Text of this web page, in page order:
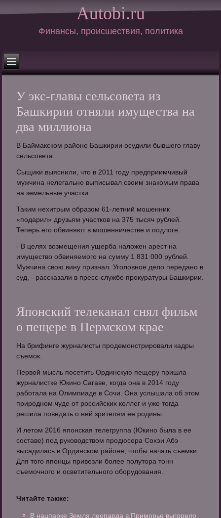
Autobi.ru
Финансы, происшествия, политика
У экс-главы сельсовета из
Башкирии отняли имущества на
два миллиона
В Баймакском районе Башкирии осудили бывшего главу
сельсовета.
Сыщики выяснили, что в 2011 году предприимчивый
мужчина нелегально выписывал своим знакомым права
на земельные участки.
Таким нехитрым образом 61-летний мошенник
«подарил» друзьям участков на 375 тысяч рублей.
Теперь его обвиняют в мошенничестве и подлоге.
- В целях возмещения ущерба наложен арест на
имущество обвиняемого на сумму 1 831 000 рублей.
Мужчина свою вину признал. Уголовное дело передано в
суд, - рассказали в пресс-службе прокуратуры Башкирии.
Японский телеканал снял фильм
о пещере в Пермском крае
На брифинге журналисты продемонстрировали кадры
съемок.
Первой мысль посетить Ординскую пещеру пришла
журналистке Юкино Сагаве, когда она в 2014 году
работала на Олимпиаде в Сочи. Она услышала об этом
природном чуде от российских коллег и уже тогда
решила поведать о ней зрителям ее родины.
И летом 2016 японская телегруппа (Юкино была в ее
составе) под руководством продюсера Сохэи Абэ
высадилась в Ординском районе, чтобы начать съемки.
Для того японцы привезли более полутора тонн
съемочного и осветительного оборудования.
Читайте также:
В нацпарке Земля леопарда в Приморье выгорело